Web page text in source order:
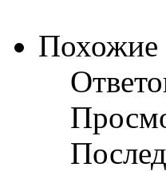
Похожие